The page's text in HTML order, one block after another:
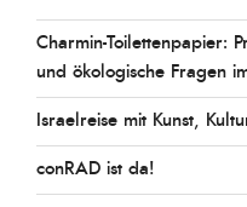
Charmin-Toilettenpapier:
und ökologische Fragen
Israelreise mit Kunst,
conRAD ist da!